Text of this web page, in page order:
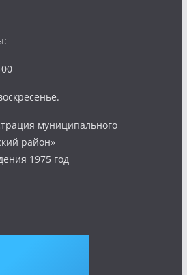
муниципального
район»
1975 год